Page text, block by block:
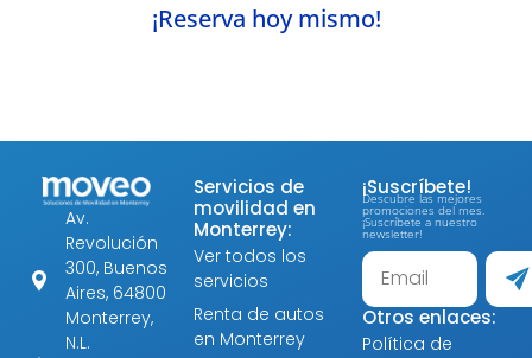
¡Reserva hoy mismo!
Av.
Revolución
300, Buenos
Aires, 64800
Monterrey,
N.L.
Servicios de
movilidad en
Monterrey:
Ver todos los
servicios
Renta de autos
en Monterrey
¡Suscríbete!
Descubre las mejores
promociones del mes.
¡Suscríbete a nuestro
newsletter!
Alternative:
Otros enlaces:
Política de